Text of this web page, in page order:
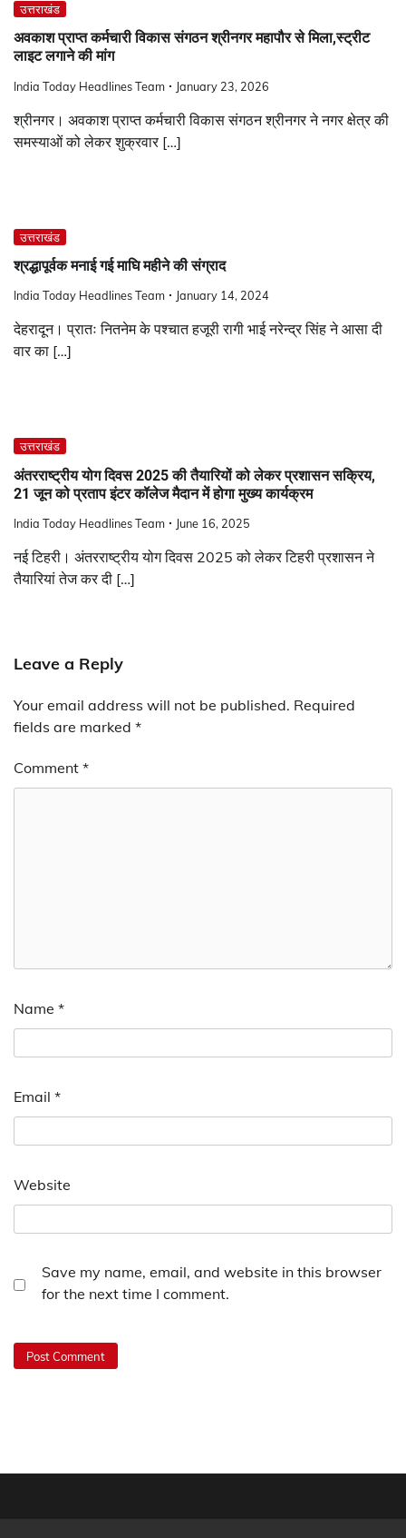
उत्तराखंड
अवकाश प्राप्त कर्मचारी विकास संगठन श्रीनगर महापौर से मिला,स्ट्रीट
लाइट लगाने की मांग
India Today Headlines Team January 23, 2026
श्रीनगर। अवकाश प्राप्त कर्मचारी विकास संगठन श्रीनगर ने नगर क्षेत्र की
समस्याओं को लेकर शुक्रवार […]
उत्तराखंड
श्रद्धापूर्वक मनाई गई माघि महीने की संग्राद
India Today Headlines Team January 14, 2024
देहरादून। प्रातः नितनेम के पश्चात हजूरी रागी भाई नरेन्द्र सिंह ने आसा दी
वार का […]
उत्तराखंड
अंतरराष्ट्रीय योग दिवस 2025 की तैयारियों को लेकर प्रशासन सक्रिय,
21 जून को प्रताप इंटर कॉलेज मैदान में होगा मुख्य कार्यक्रम
India Today Headlines Team June 16, 2025
नई टिहरी। अंतरराष्ट्रीय योग दिवस 2025 को लेकर टिहरी प्रशासन ने
तैयारियां तेज कर दी […]
Leave a Reply
Your email address will not be published. Required
fields are marked *
Comment *
Name *
Email *
Website
Save my name, email, and website in this browser
for the next time I comment.